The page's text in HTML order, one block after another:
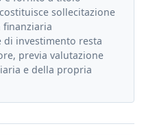
sollecitazione
finanziaria
di investimento resta
previa valutazione
e della propria